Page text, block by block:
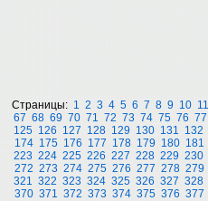
Страницы: 1 2 3 4 5 6 7 8 9 10 11
67 68 69 70 71 72 73 74 75 76 77
125 126 127 128 129 130 131 132
174 175 176 177 178 179 180 181
223 224 225 226 227 228 229 230
272 273 274 275 276 277 278 279
321
322 323 324 325 326 327 328
370 371 372 373 374 375 376 377